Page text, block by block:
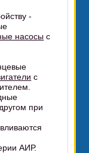
-
насосы с
с
при
АИР.